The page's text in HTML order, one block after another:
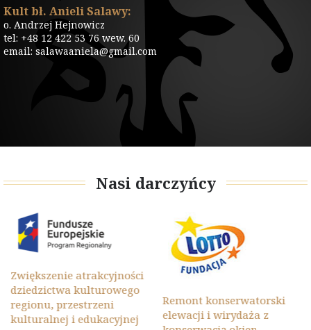
Kult bł. Anieli Salawy:
o. Andrzej Hejnowicz
tel: +48 12 422 53 76 wew. 60
email: salawaaniela@gmail.com
Nasi darczyńcy
Zwiększenie atrakcyjności
dziedzictwa kulturowego
regionu, przestrzeni
kulturalnej i edukacyjnej
Remont konserwatorski
elewacji i wirydaża z